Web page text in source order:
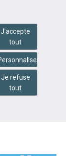
J'accepte
tout
Je refuse
tout